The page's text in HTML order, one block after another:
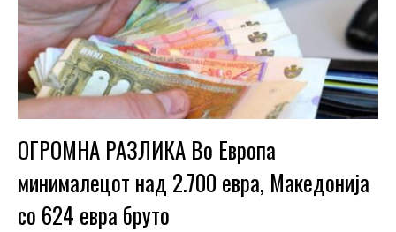
ОГРОМНА РАЗЛИКА Во Европа
минималецот над 2.700 евра, Македонија
со 624 евра бруто